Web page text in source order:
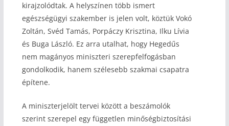
kirajzolódtak. A helyszínen több ismert
egészségügyi szakember is jelen volt, köztük Vokó
Zoltán, Svéd Tamás, Porpáczy Krisztina, Ilku Lívia
és Buga László. Ez arra utalhat, hogy Hegedűs
nem magányos miniszteri szerepfelfogásban
gondolkodik, hanem szélesebb szakmai csapatra
építene.
A miniszterjelölt tervei között a beszámolók
szerint szerepel egy független minőségbiztosítási